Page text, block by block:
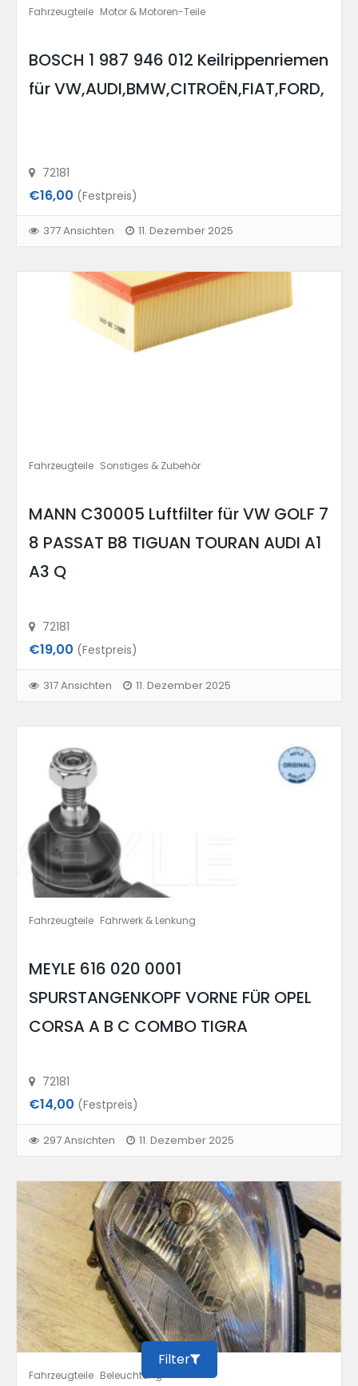
Filter
Fahrzeugteile Motor & Motoren-Teile
BOSCH 1 987 946 012 Keilrippenriemen
für VW,AUDI,BMW,CITROËN,FIAT,FORD,
72181
€16,00 (Festpreis)
377 Ansichten 11. Dezember 2025
Fahrzeugteile Sonstiges & Zubehör
MANN C30005 Luftfilter für VW GOLF 7
8 PASSAT B8 TIGUAN TOURAN AUDI A1
A3 Q
72181
€19,00 (Festpreis)
317 Ansichten 11. Dezember 2025
Fahrzeugteile Fahrwerk & Lenkung
MEYLE 616 020 0001
SPURSTANGENKOPF VORNE FÜR OPEL
CORSA A B C COMBO TIGRA
72181
€14,00 (Festpreis)
297 Ansichten 11. Dezember 2025
Fahrzeugteile Beleuchtung